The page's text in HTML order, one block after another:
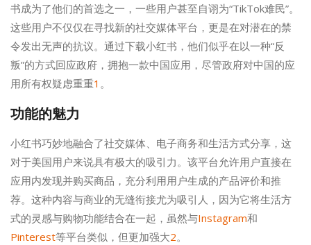
书成为了他们的首选之一，一些用户甚至自诩为“TikTok难民”。
这些用户不仅仅在寻找新的社交媒体平台，更是在对潜在的禁
令发出无声的抗议。通过下载小红书，他们似乎在以一种“反
叛”的方式回应政府，拥抱一款中国应用，尽管政府对中国的应
用所有权疑虑重重1 。
功能的魅力
小红书巧妙地融合了社交媒体、电子商务和生活方式分享，这
对于美国用户来说具有极大的吸引力。该平台允许用户直接在
应用内发现并购买商品，充分利用用户生成的产品评价和推
荐。这种内容与商业的无缝衔接尤为吸引人，因为它将生活方
式的灵感与购物功能结合在一起，虽然与Instagram和
Pinterest等平台类似，但更加强大2。